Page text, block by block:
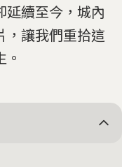
延續至今，城內
，讓我們重拾這